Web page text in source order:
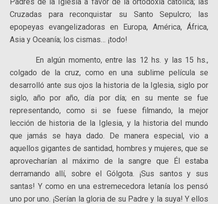
Cruzadas para reconquistar su Santo Sepulcro; las
epopeyas evangelizadoras en Europa, América, África,
Asia y Oceanía; los cismas… ¡todo!
En algún momento, entre las 12 hs. y las 15 hs.,
colgado de la cruz, como en una sublime película se
desarrolló ante sus ojos la historia de la Iglesia, siglo por
siglo, año por año, día por día; en su mente se fue
representando, como si se fuese filmando, la mejor
lección de historia de la Iglesia, y la historia del mundo
que jamás se haya dado. De manera especial, vio a
aquellos gigantes de santidad, hombres y mujeres, que se
aprovecharían al máximo de la sangre que Él estaba
derramando allí, sobre el Gólgota. ¡Sus santos y sus
santas! Y como en una estremecedora letanía los pensó
uno por uno. ¡Serían la gloria de su Padre y la suya! Y ellos